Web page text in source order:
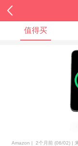
值得买
Amazon | 2个月前 (06/02) |